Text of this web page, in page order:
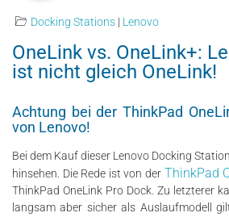
Docking Stations| Lenovo
OneLink vs. OneLink+:
ist nicht gleich OneLink!
Achtung bei der ThinkPad
von Lenovo!
Bei dem Kauf dieser Lenovo Docking
hinsehen. Die Rede ist von der ThinkPad
ThinkPad OneLink Pro Dock. Zu letzterer
langsam aber sicher als Auslaufmodell